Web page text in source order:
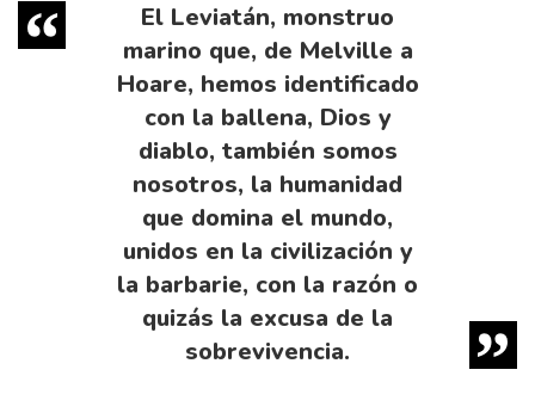
El Leviatán, monstruo
marino que, de Melville a
Hoare, hemos identificado
con la ballena, Dios y
diablo, también somos
nosotros, la humanidad
que domina el mundo,
unidos en la civilización y
la barbarie, con la razón o
quizás la excusa de la
sobrevivencia.